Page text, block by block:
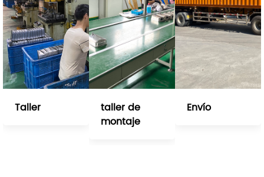
Taller
taller de
montaje
Envío